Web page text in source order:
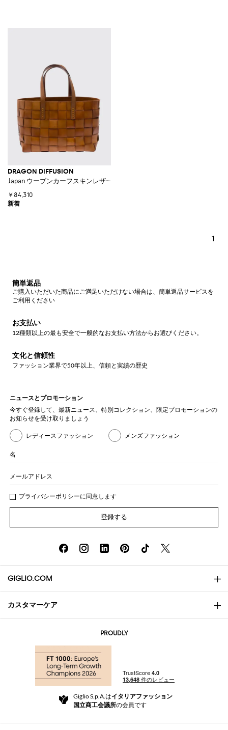
DRAGON DIFFUSION
Japan ウーブンカーフスキンレザー ダブルハンドルハンドバッグ
￥84,310
1
簡単返品
ご購入いただいた商品にご満足いただけない場合は、簡単返品サービスを
ご利用ください
お支払い
12種類以上の最も安全で一般的なお支払い方法からお選びください。
文化と信頼性
ファッション業界で50年以上、信頼と実績の歴史
ニュースとプロモーション
今すぐ登録して、最新ニュース、特別コレクション、限定プロモーションの
お知らせを受け取りましょう
レディースファッション メンズファッション
名
メールアドレス
プライバシーポリシーに同意します
登録する
GIGLIO.COM
会社概要
Community Store
カスタマーケア
返品と返金
For a safe shopping experience
Security Communication
PROUDLY
Giglio S.p.A.はイタリアファッション
国立商工会議所の会員です